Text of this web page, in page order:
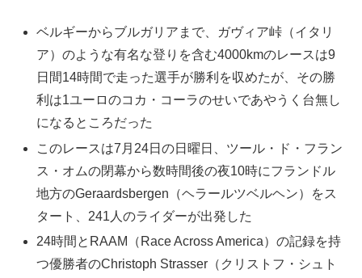
ベルギーからブルガリアまで、ガヴィア峠（イタリ
ア）のような有名な登りを含む4000kmのレースは9
日間14時間で走った選手が勝利を収めたが、その勝
利は1ユーロのコカ・コーラのせいであやうく台無し
になるところだった
このレースは7月24日の日曜日、ツール・ド・フラン
ス・オムの閉幕から数時間後の夜10時にフランドル
地方のGeraardsbergen（ヘラールツベルヘン）をス
タート、241人のライダーが出発した
24時間とRAAM（Race Across America）の記録を持
つ優勝者のChristoph Strasser（クリストフ・シュト